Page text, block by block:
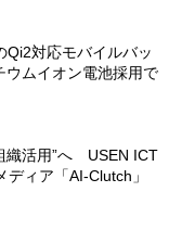
Qi2対応モバイルバッ
ムイオン電池採用で
織活用”へ USEN ICT
ィア「AI-Clutch」